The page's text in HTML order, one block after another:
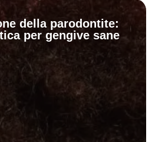
della parodontite:
per gengive sane